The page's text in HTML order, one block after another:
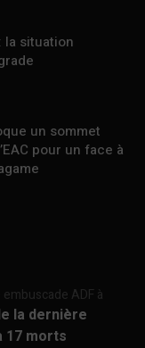
la situation
un sommet
pour un face à
ADF à
la dernière
17 morts